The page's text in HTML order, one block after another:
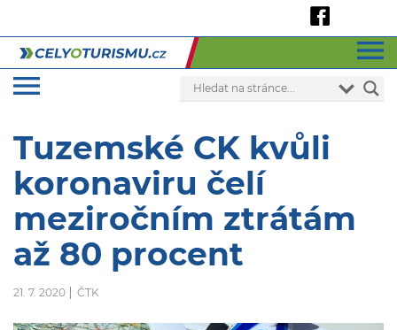
Tuzemské CK kvůli
koronaviru čelí
meziročním ztrátám
až 80 procent
21. 7. 2020 ČTK